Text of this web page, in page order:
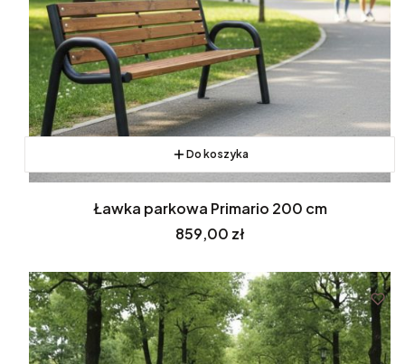
Do koszyka
Ławka parkowa Primario 200 cm
Cena
859,00 zł